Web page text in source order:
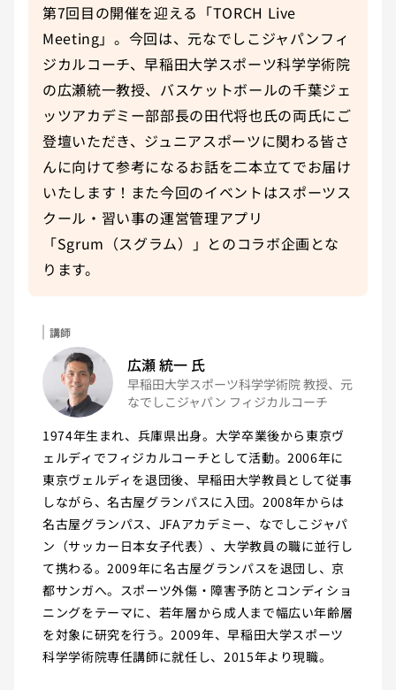
第7回目の開催を迎える「TORCH Live
Meeting」。今回は、元なでしこジャパンフィ
ジカルコーチ、早稲田大学スポーツ科学学術院
の広瀬統一教授、バスケットボールの千葉ジェ
ッツアカデミー部部長の田代将也氏の両氏にご
登壇いただき、ジュニアスポーツに関わる皆さ
んに向けて参考になるお話を二本立てでお届け
いたします！また今回のイベントはスポーツス
クール・習い事の運営管理アプリ
「Sgrum（スグラム）」とのコラボ企画とな
ります。
講師
講師
広瀬 統一 氏
早稲田大学スポーツ科学学術院 教授、元
なでしこジャパン フィジカルコーチ
1974年生まれ、兵庫県出身。大学卒業後から東京ヴ
ェルディでフィジカルコーチとして活動。2006年に
東京ヴェルディを退団後、早稲田大学教員として従事
しながら、名古屋グランパスに入団。2008年からは
名古屋グランパス、JFAアカデミー、なでしこジャパ
ン（サッカー日本女子代表）、大学教員の職に並行し
て携わる。2009年に名古屋グランパスを退団し、京
都サンガへ。スポーツ外傷・障害予防とコンディショ
ニングをテーマに、若年層から成人まで幅広い年齢層
を対象に研究を行う。2009年、早稲田大学スポーツ
科学学術院専任講師に就任し、2015年より現職。